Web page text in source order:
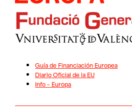
Guía de Financiación Europea
Diario Oficial de la EU
Info – Europa